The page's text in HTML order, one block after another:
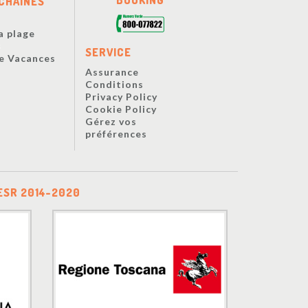
plage
Vacances
SERVICE
Assurance
Conditions
Privacy Policy
Cookie Policy
Gérez vos
préférences
2014-2020